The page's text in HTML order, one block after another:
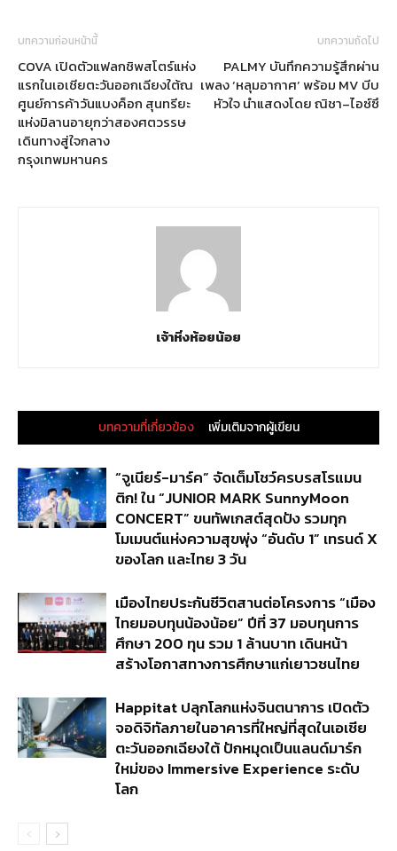
บทความก่อนหน้านี้
COVA เปิดตัวแฟลกชิพสโตร์แห่ง
แรกในเอเชียตะวันออกเฉียงใต้ณ
ศูนย์การค้าวันแบงค็อก สุนทรียะ
แห่งมิลานอายุกว่าสองศตวรรษ
เดินทางสู่ใจกลาง
กรุงเทพมหานคร
บทความถัดไป
PALMY บันทึกความรู้สึกผ่าน
เพลง ‘หลุมอากาศ’ พร้อม MV บีบ
หัวใจ นำแสดงโดย ณิชา–ไอซ์ซึ
เจ้าหิ่งห้อยน้อย
บทความที่เกี่ยวข้อง เพิ่มเติมจากผู้เขียน
“จูเนียร์-มาร์ค” จัดเต็มโชว์ครบรสโรแมน
ติก! ใน “JUNIOR MARK SunnyMoon
CONCERT” ขนทัพเกสต์สุดปัง รวมทุก
โมเมนต์แห่งความสุขพุ่ง “อันดับ 1” เทรนด์ X
ของโลก และไทย 3 วัน
เมืองไทยประกันชีวิตสานต่อโครงการ “เมือง
ไทยมอบทุนน้องน้อย” ปีที่ 37 มอบทุนการ
ศึกษา 200 ทุน รวม 1 ล้านบาท เดินหน้า
สร้างโอกาสทางการศึกษาแก่เยาวชนไทย
Happitat ปลุกโลกแห่งจินตนาการ เปิดตัว
จอดิจิทัลภายในอาคารที่ใหญ่ที่สุดในเอเชีย
ตะวันออกเฉียงใต้ ปักหมุดเป็นแลนด์มาร์ก
ใหม่ของ Immersive Experience ระดับ
โลก